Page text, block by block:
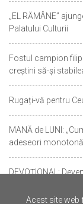
„EL RĂMÂNE”
Palatului Culturii
Fostul campion
creștini să-și
Rugați-vă pentru
MANĂ de LUNI:
adeseori
DEVOȚIONAL:
Acest site web